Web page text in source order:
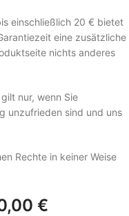
einschließlich 20 € bietet
eine zusätzliche
nichts anderes
nur, wenn Sie
unzufrieden sind und uns
Rechte in keiner Weise
€